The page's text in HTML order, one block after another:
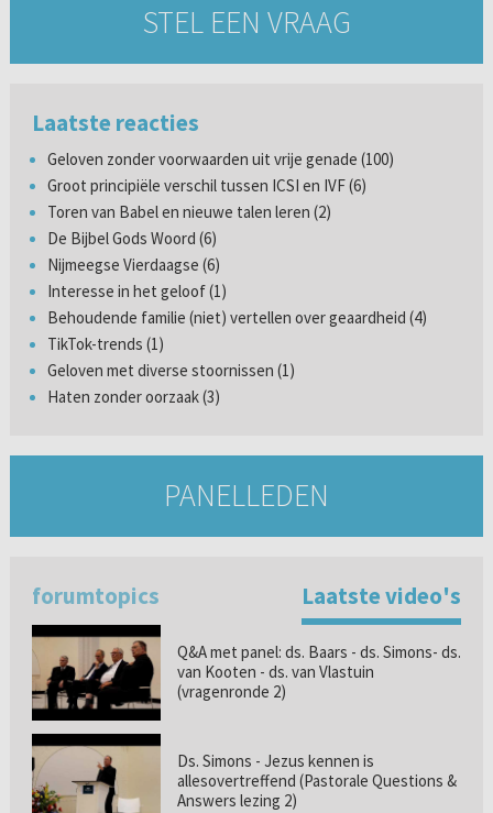
STEL EEN VRAAG
Laatste reacties
Geloven zonder voorwaarden uit vrije genade (100)
Groot principiële verschil tussen ICSI en IVF (6)
Toren van Babel en nieuwe talen leren (2)
De Bijbel Gods Woord (6)
Nijmeegse Vierdaagse (6)
Interesse in het geloof (1)
Behoudende familie (niet) vertellen over geaardheid (4)
TikTok-trends (1)
Geloven met diverse stoornissen (1)
Haten zonder oorzaak (3)
PANELLEDEN
forumtopics Laatste video's
Q&A met panel: ds. Baars - ds. Simons- ds.
van Kooten - ds. van Vlastuin
(vragenronde 2)
Ds. Simons - Jezus kennen is
allesovertreffend (Pastorale Questions &
Answers lezing 2)